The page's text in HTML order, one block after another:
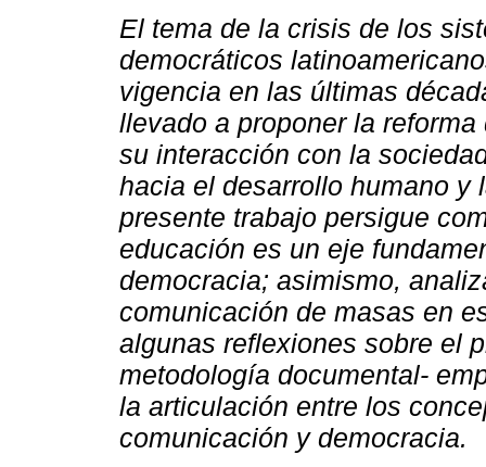
El tema de la crisis de los
democráticos
vigencia en las últimas
llevado a proponer la
su interacción con la
hacia el desarrollo humano y
presente trabajo persigue
educación es un eje
democracia; asimismo,
comunicación de masas en
algunas reflexiones sobre el
metodología documental-
la articulación entre los
comunicación y democracia.